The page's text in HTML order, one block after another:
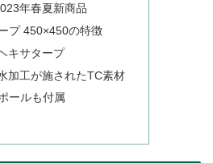
年春夏新商品
プ 450×450の特徴
キサタープ
加工が施されたTC素材
ールも付属